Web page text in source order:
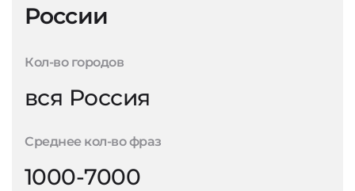
России
Кол-во городов
вся Россия
Среднее кол-во фраз
1000-7000